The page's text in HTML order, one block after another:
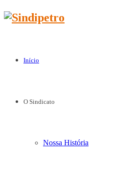
Início
O Sindicato
Nossa História